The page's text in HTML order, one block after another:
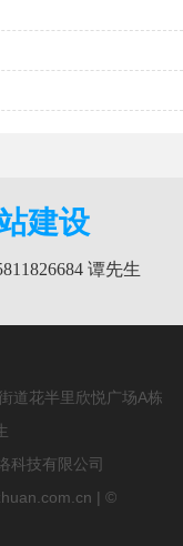
建设
谭先生
道花半里欣悦广场A栋
科技有限公司
| ©